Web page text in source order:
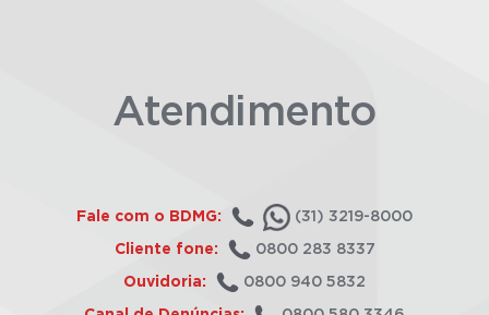
Atendimento
Fale com o BDMG: (31) 3219-8000
Cliente fone: 0800 283 8337
Ouvidoria: 0800 940 5832